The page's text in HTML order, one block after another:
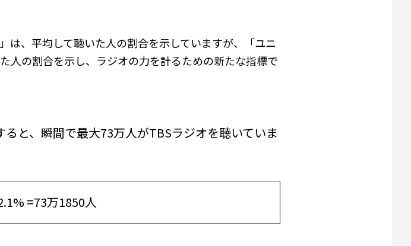
は、平均して聴いた人の割合を示していますが、「ユニ
人の割合を示し、ラジオの力を計るための新たな指標で
と、瞬間で最大73万人がTBSラジオを聴いていま
=73万1850人